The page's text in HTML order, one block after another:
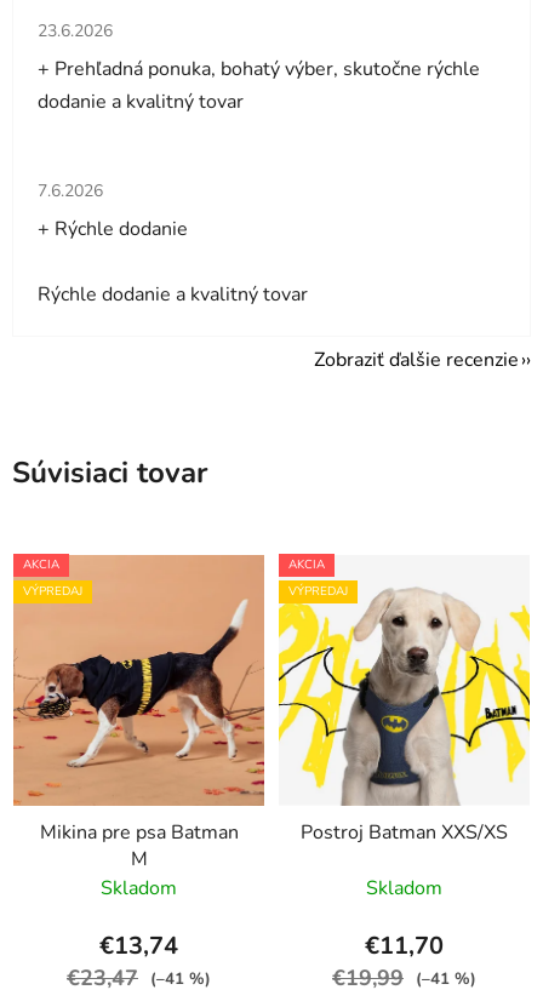
Hodnotenie obchodu je 5 z 5 hviezdičiek.
23.6.2026
+ Prehľadná ponuka, bohatý výber, skutočne rýchle
dodanie a kvalitný tovar
Hodnotenie obchodu je 5 z 5 hviezdičiek.
7.6.2026
+ Rýchle dodanie
Rýchle dodanie a kvalitný tovar
Zobraziť ďalšie recenzie
Súvisiaci tovar
AKCIA
VÝPREDAJ
Mikina pre psa Batman
M
Skladom
€13,74
€23,47 (–41 %)
AKCIA
VÝPREDAJ
Postroj Batman XXS/XS
Skladom
€11,70
€19,99 (–41 %)